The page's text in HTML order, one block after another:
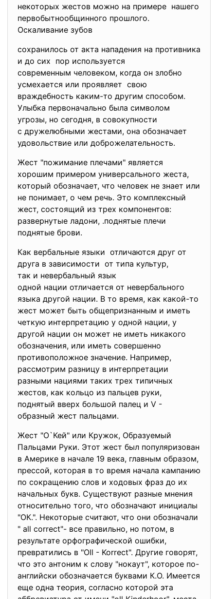
некоторых жестов можно на примере нашего
первобытнообщинного прошлого.
Оскаливание зубов
сохранилось от акта нападения на противника
и до сих пор используется
современным человеком, когда он злобно
усмехается или проявляет свою
враждебность каким-то другим способом.
Улыбка первоначально была символом
угрозы, но сегодня, в совокупности
с дружелюбными жестами, она обозначает
удовольствие или доброжелательность.
Жест "пожимание плечами" является
хорошим примером универсального жеста,
который обозначает, что человек не знает или
не понимает, о чем речь. Это комплексный
жест, состоящий из трех компонентов:
развернутые ладони, .поднятые плечи
поднятые брови.
Как вербальные языки отличаются друг от
друга в зависимости от типа культур,
так и невербальный язык
одной нации отличается от невербального
языка другой нации. В то время, как какой-то
жест может быть общепризнанным и иметь
четкую интерпретацию у одной нации, у
другой нации он может не иметь никакого
обозначения, или иметь совершенно
противоположное значение. Например,
рассмотрим разницу в интерпретации
разными нациями таких трех типичных
жестов, как кольцо из пальцев руки,
поднятый вверх большой палец и V -
образный жест пальцами.
Жест "O`Кей" или Кружок, Образуемый
Пальцами Руки. Этот жест был популяризован
в Америке в начале 19 века, главным образом,
прессой, которая в то время начала кампанию
по сокращению слов и ходовых фраз до их
начальных букв. Существуют разные мнения
относительно того, что обозначают инициалы
"ОК.". Некоторые считают, что они обозначали
" all correct"- все правильно, но потом, в
результате орфографической ошибки,
превратились в "Oll - Korrect". Другие говорят,
что это антоним к слову "нокаут", которое по-
английски обозначается буквами К.О. Имеется
еще одна теория, согласно которой эта